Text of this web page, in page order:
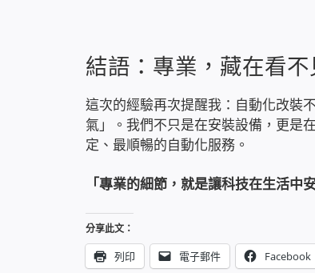
結語：專業，藏在看
這次的經驗再次提醒我：自動化改裝
氣」。我們不只是在安裝設備，更是
定、最順暢的自動化服務。
「專業的細節，就是讓科技在生活中
分享此文：
列印 電子郵件 Facebook